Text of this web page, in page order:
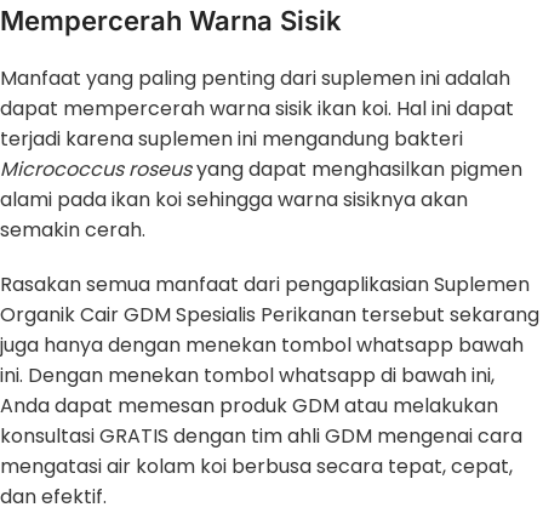
Mempercerah Warna Sisik
Manfaat yang paling penting dari suplemen ini adalah
dapat mempercerah warna sisik ikan koi. Hal ini dapat
terjadi karena suplemen ini mengandung bakteri
Micrococcus roseusyang dapat menghasilkan pigmen
alami pada ikan koi sehingga warna sisiknya akan
semakin cerah.
Rasakan semua manfaat dari pengaplikasian Suplemen
Organik Cair GDM Spesialis Perikanan tersebut sekarang
juga hanya dengan menekan tombol whatsapp bawah
ini. Dengan menekan tombol whatsapp di bawah ini,
Anda dapat memesan produk GDM atau melakukan
konsultasi GRATIS dengan tim ahli GDM mengenai cara
mengatasi air kolam koi berbusa secara tepat, cepat,
dan efektif.